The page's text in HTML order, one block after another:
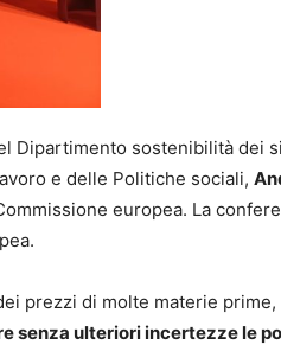
Dipartimento sostenibilità dei
e delle Politiche sociali,
europea. La
prezzi di molte materie prime,
senza ulteriori incertezze le